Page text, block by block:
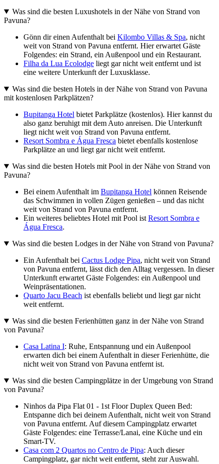
Was sind die besten Luxushotels in der Nähe von Strand von
Pavuna?
Gönn dir einen Aufenthalt bei Kilombo Villas & Spa, nicht
weit von Strand von Pavuna entfernt. Hier erwartet Gäste
Folgendes: ein Strand, ein Außenpool und ein Restaurant.
Filha da Lua Ecolodge liegt gar nicht weit entfernt und ist
eine weitere Unterkunft der Luxusklasse.
Was sind die besten Hotels in der Nähe von Strand von Pavuna
mit kostenlosen Parkplätzen?
Bupitanga Hotel bietet Parkplätze (kostenlos). Hier kannst du
also ganz beruhigt mit dem Auto anreisen. Die Unterkunft
liegt nicht weit von Strand von Pavuna entfernt.
Resort Sombra e Água Fresca bietet ebenfalls kostenlose
Parkplätze an und liegt gar nicht weit entfernt.
Was sind die besten Hotels mit Pool in der Nähe von Strand von
Pavuna?
Bei einem Aufenthalt im Bupitanga Hotel können Reisende
das Schwimmen in vollen Zügen genießen – und das nicht
weit von Strand von Pavuna entfernt.
Ein weiteres beliebtes Hotel mit Pool ist Resort Sombra e
Água Fresca.
Was sind die besten Lodges in der Nähe von Strand von Pavuna?
Ein Aufenthalt bei Cactus Lodge Pipa, nicht weit von Strand
von Pavuna entfernt, lässt dich den Alltag vergessen. In dieser
Unterkunft erwartet Gäste Folgendes: ein Außenpool und
Weinpräsentationen.
Quarto Jacu Beach ist ebenfalls beliebt und liegt gar nicht
weit entfernt.
Was sind die besten Ferienhütten ganz in der Nähe von Strand
von Pavuna?
Casa Latina I: Ruhe, Entspannung und ein Außenpool
erwarten dich bei einem Aufenthalt in dieser Ferienhütte, die
nicht weit von Strand von Pavuna entfernt ist.
Was sind die besten Campingplätze in der Umgebung von Strand
von Pavuna?
Ninhos da Pipa Flat 01 - 1st Floor Duplex Queen Bed:
Entspanne dich bei deinem Aufenthalt, nicht weit von Strand
von Pavuna entfernt. Auf diesem Campingplatz erwartet
Gäste Folgendes: eine Terrasse/Lanai, eine Küche und ein
Smart-TV.
Casa com 2 Quartos no Centro de Pipa: Auch dieser
Campingplatz, gar nicht weit entfernt, steht zur Auswahl.